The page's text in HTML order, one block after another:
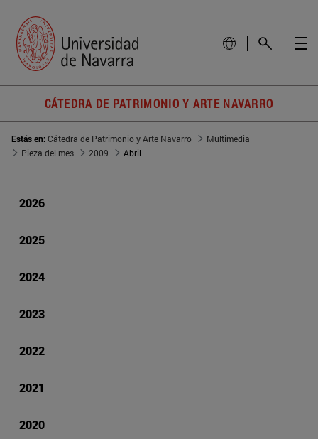
CÁTEDRA DE PATRIMONIO Y ARTE NAVARRO
Estás en:Cátedra de Patrimonio y Arte Navarro
Multimedia
Pieza del mes
2009 Abril
2026
2025
2024
2023
2022
2021
2020